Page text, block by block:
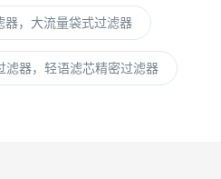
器，大流量袋式过滤器
滤器，轻语滤芯精密过滤器